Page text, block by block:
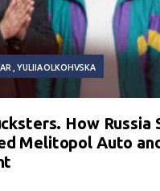
YULIIA OLKOHVSKA
How Russia
Melitopol Auto